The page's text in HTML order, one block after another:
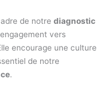
de notrediagnostic
vers
encourage une culture
de notre
.